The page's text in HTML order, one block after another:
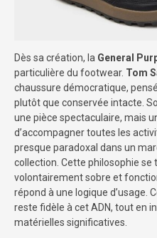
Dès sa création, la General
particulière du footwear. Tom
chaussure démocratique,
plutôt que conservée intacte.
une pièce spectaculaire, mais
d’accompagner toutes les
presque paradoxal dans un
collection. Cette philosophie
volontairement sobre et
répond à une logique d’usage.
reste fidèle à cet ADN, tout en
matérielles significatives.